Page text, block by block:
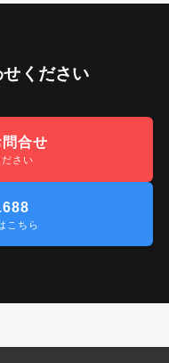
ください
合せ
さい
こちら